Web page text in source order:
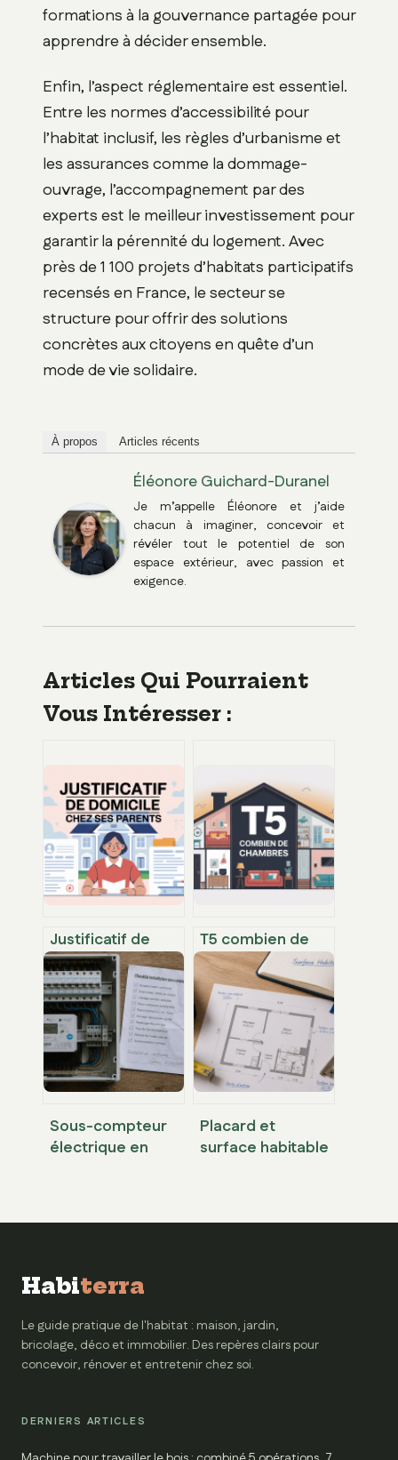
formations à la gouvernance partagée pour
apprendre à décider ensemble.
Enfin, l’aspect réglementaire est essentiel.
Entre les normes d’accessibilité pour
l’habitat inclusif, les règles d’urbanisme et
les assurances comme la dommage-
ouvrage, l’accompagnement par des
experts est le meilleur investissement pour
garantir la pérennité du logement. Avec
près de 1 100 projets d’habitats participatifs
recensés en France, le secteur se
structure pour offrir des solutions
concrètes aux citoyens en quête d’un
mode de vie solidaire.
À propos Articles récents
Éléonore Guichard-Duranel
Je m’appelle Éléonore et j’aide
chacun à imaginer, concevoir et
révéler tout le potentiel de son
espace extérieur, avec passion et
exigence.
Articles Qui Pourraient
Vous Intéresser :
Justificatif de
domicile quand
on habite chez
ses parents :
démarches
simples et
preuves
acceptées
T5 combien de
chambres :
comprendre la
configuration et
faire le bon choix
Sous-compteur
électrique en
Placard et
surface habitable
Habiterra
Le guide pratique de l'habitat : maison, jardin,
bricolage, déco et immobilier. Des repères clairs pour
concevoir, rénover et entretenir chez soi.
DERNIERS ARTICLES